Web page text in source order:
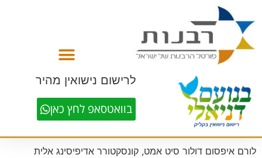
לרישום נישואין מהיר
בוואטסאפ לחץ כאן
לורם איפסום דולור סיט אמט, קונסקטורר אדיפיסינג אלית